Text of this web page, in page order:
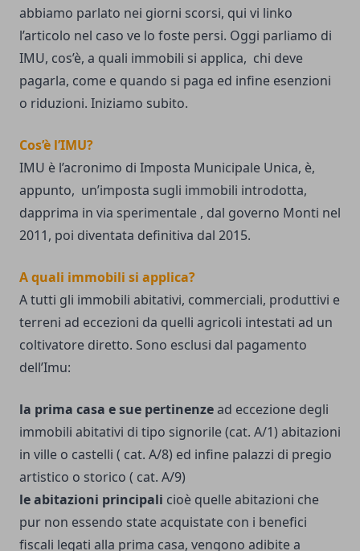
abbiamo parlato nei giorni scorsi, qui vi linko
l’articolo nel caso ve lo foste persi. Oggi parliamo di
IMU, cos’è, a quali immobili si applica, chi deve
pagarla, come e quando si paga ed infine esenzioni
o riduzioni. Iniziamo subito.
Cos’è l’IMU?
IMU è l’acronimo di Imposta Municipale Unica, è,
appunto, un’imposta sugli immobili introdotta,
dapprima in via sperimentale , dal governo Monti nel
2011, poi diventata definitiva dal 2015.
A quali immobili si applica?
A tutti gli immobili abitativi, commerciali, produttivi e
terreni ad eccezioni da quelli agricoli intestati ad un
coltivatore diretto. Sono esclusi dal pagamento
dell’Imu:
la prima casa e sue pertinenzead eccezione degli
immobili abitativi di tipo signorile (cat. A/1) abitazioni
in ville o castelli ( cat. A/8) ed infine palazzi di pregio
artistico o storico ( cat. A/9)
le abitazioni principali cioè quelle abitazioni che
pur non essendo state acquistate con i benefici
fiscali legati alla prima casa, vengono adibite a